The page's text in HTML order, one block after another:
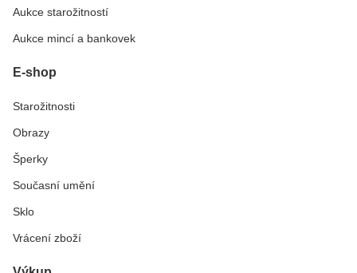
Aukce starožitností
Aukce mincí a bankovek
E-shop
Starožitnosti
Obrazy
Šperky
Současní umění
Sklo
Vrácení zboží